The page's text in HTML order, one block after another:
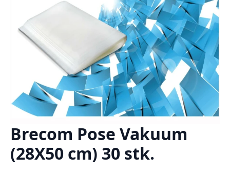
Brecom Pose Vakuum
(28X50 cm) 30 stk.